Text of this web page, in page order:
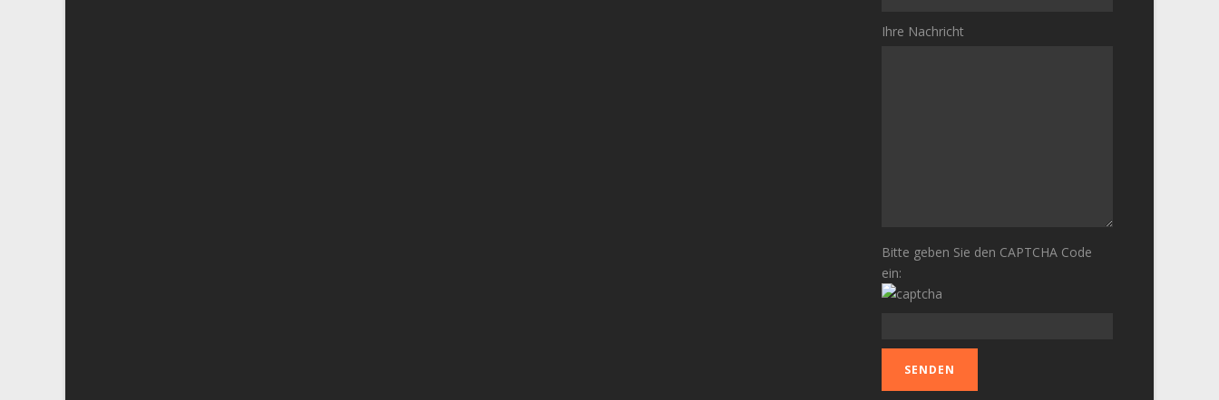
Ihre Nachricht
Bitte geben Sie den CAPTCHA Code
ein: